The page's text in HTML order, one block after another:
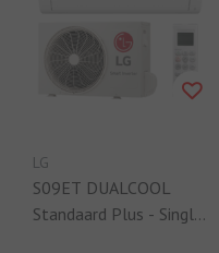
LG
S09ET DUALCOOL
Standaard Plus - Single-